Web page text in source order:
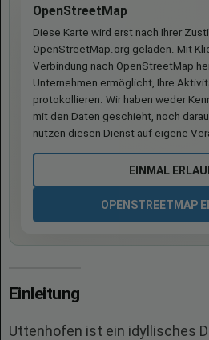
OpenStreetMap
Diese Karte wird erst nach Ihrer
OpenStreetMap.org geladen. Mit
Verbindung nach OpenStreetMap
Unternehmen ermöglicht, Ihre
protokollieren. Wir haben weder
mit den Daten geschieht, noch
nutzen diesen Dienst auf eigene
EINMAL
OPENSTREETMAP
Einleitung
Uttenhofen ist ein idyllisches